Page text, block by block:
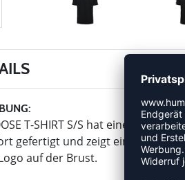
T-SHIRT S/S hat eine
gefertigt und zeigt ein
auf der Brust.